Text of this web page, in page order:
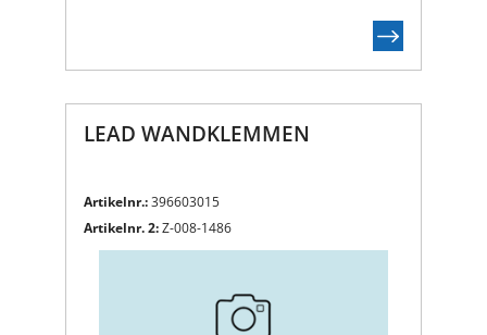
LEAD WANDKLEMMEN
Artikelnr.:396603015
Artikelnr. 2:Z-008-1486